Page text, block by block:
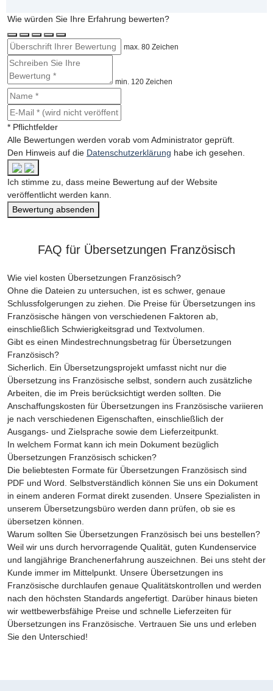
Wie würden Sie Ihre Erfahrung bewerten?
max. 80 Zeichen
min. 120 Zeichen
* Pflichtfelder
Alle Bewertungen werden vorab vom Administrator geprüft.
Den Hinweis auf die Datenschutzerklärung habe ich gesehen.
Ich stimme zu, dass meine Bewertung auf der Website
veröffentlicht werden kann.
Bewertung absenden
FAQ für Übersetzungen Französisch
Wie viel kosten Übersetzungen Französisch?
Ohne die Dateien zu untersuchen, ist es schwer, genaue
Schlussfolgerungen zu ziehen. Die Preise für Übersetzungen ins
Französische hängen von verschiedenen Faktoren ab,
einschließlich Schwierigkeitsgrad und Textvolumen.
Gibt es einen Mindestrechnungsbetrag für Übersetzungen
Französisch?
Sicherlich. Ein Übersetzungsprojekt umfasst nicht nur die
Übersetzung ins Französische selbst, sondern auch zusätzliche
Arbeiten, die im Preis berücksichtigt werden sollten. Die
Anschaffungskosten für Übersetzungen ins Französische variieren
je nach verschiedenen Eigenschaften, einschließlich der
Ausgangs- und Zielsprache sowie dem Lieferzeitpunkt.
In welchem Format kann ich mein Dokument bezüglich
Übersetzungen Französisch schicken?
Die beliebtesten Formate für Übersetzungen Französisch sind
PDF und Word. Selbstverständlich können Sie uns ein Dokument
in einem anderen Format direkt zusenden. Unsere Spezialisten in
unserem Übersetzungsbüro werden dann prüfen, ob sie es
übersetzen können.
Warum sollten Sie Übersetzungen Französisch bei uns bestellen?
Weil wir uns durch hervorragende Qualität, guten Kundenservice
und langjährige Branchenerfahrung auszeichnen. Bei uns steht der
Kunde immer im Mittelpunkt. Unsere Übersetzungen ins
Französische durchlaufen genaue Qualitätskontrollen und werden
nach den höchsten Standards angefertigt. Darüber hinaus bieten
wir wettbewerbsfähige Preise und schnelle Lieferzeiten für
Übersetzungen ins Französische. Vertrauen Sie uns und erleben
Sie den Unterschied!